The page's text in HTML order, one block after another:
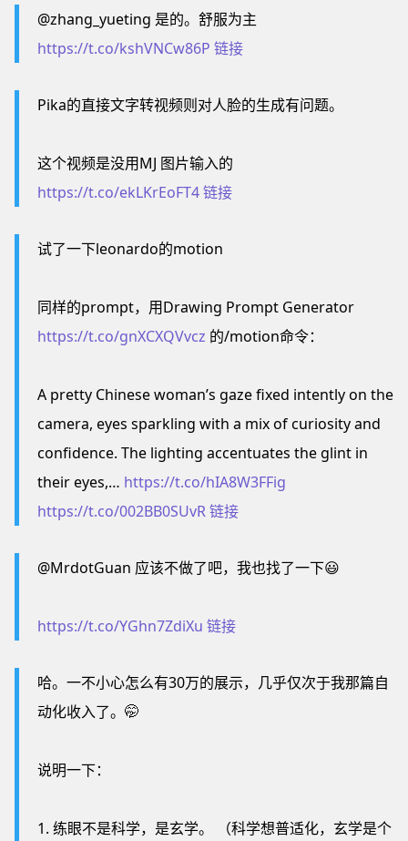
@zhang_yueting 是的。舒服为主
https://t.co/kshVNCw86P 链接
Pika的直接文字转视频则对人脸的生成有问题。
这个视频是没用MJ 图片输入的
https://t.co/ekLKrEoFT4链接
试了一下leonardo的motion
同样的prompt，用Drawing Prompt Generator
https://t.co/gnXCXQVvcz 的/motion命令：
A pretty Chinese woman’s gaze fixed intently on the
camera, eyes sparkling with a mix of curiosity and
confidence. The lighting accentuates the glint in
their eyes,… https://t.co/hIA8W3FFig
https://t.co/002BB0SUvR链接
@MrdotGuan 应该不做了吧，我也找了一下😃
https://t.co/YGhn7ZdiXu 链接
哈。一不小心怎么有30万的展示，几乎仅次于我那篇自
动化收入了。🤭
说明一下：
1. 练眼不是科学，是玄学。 （科学想普适化，玄学是个